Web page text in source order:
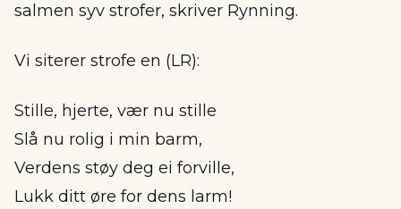
salmen syv strofer, skriver Rynning.
Vi siterer strofe en (LR):
Stille, hjerte, vær nu stille
Slå nu rolig i min barm,
Verdens støy deg ei forville,
Lukk ditt øre for dens larm!